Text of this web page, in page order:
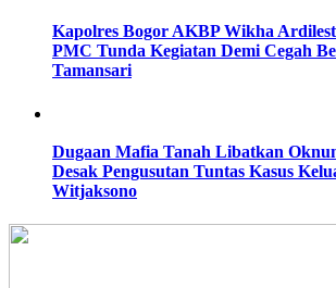
Kapolres Bogor AKBP Wikha
PMC Tunda Kegiatan Demi Cegah
Tamansari
Dugaan Mafia Tanah Libatkan
Desak Pengusutan Tuntas Kasus
Witjaksono